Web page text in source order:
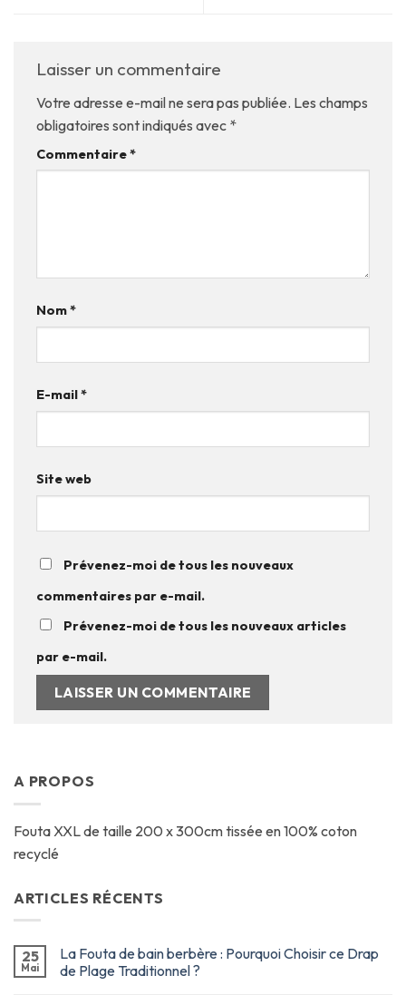
Laisser un commentaire
Votre adresse e-mail ne sera pas publiée. Les champs
obligatoires sont indiqués avec *
Commentaire*
Nom*
E-mail*
Site web
Prévenez-moi de tous les nouveaux
commentaires par e-mail.
Prévenez-moi de tous les nouveaux articles
par e-mail.
A PROPOS
Fouta XXL de taille 200 x 300cm tissée en 100% coton
recyclé
ARTICLES RÉCENTS
25
Mai
La Fouta de bain berbère : Pourquoi Choisir ce Drap
de Plage Traditionnel ?